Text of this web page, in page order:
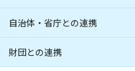
自治体・省庁との連携
財団との連携